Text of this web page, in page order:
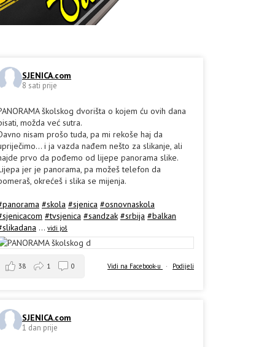
SJENICA.com
8 sati prije
školskog dvorišta o kojem ću ovih dana
možda već sutra.
nisam prošo tuda, pa mi rekoše haj da
i ja vazda nađem nešto za slikanje, ali
prvo da pođemo od lijepe panorama slike.
jer je panorama, pa možeš telefon da
okrećeš i slika se mijenja.
#skola #sjenica #osnovnaskola
#tvsjenica #sandzak #srbija #balkan
... vidi još
Vidi na Facebook-u · Podijeli
38 1 0
SJENICA.com
1 dan prije